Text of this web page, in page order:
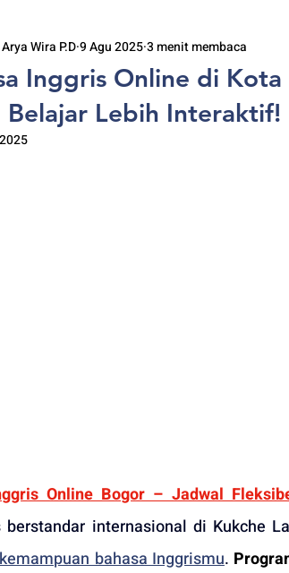
Inggris Online di
Belajar Lebih Interaktif!
Wira P.D9 Agu 20253 menit membaca
Online Bogor – Jadwal
berstandar internasional di Kukche
bahasa Inggrismu.